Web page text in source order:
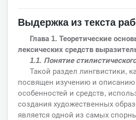
Выдержка из текста
Глава 1. Теоретические
лексических средств
1.1. Понятие
Такой раздел лингвистики,
посвящен изучению и описанию
особенностей и средств,
создания художественных
является одной из самых